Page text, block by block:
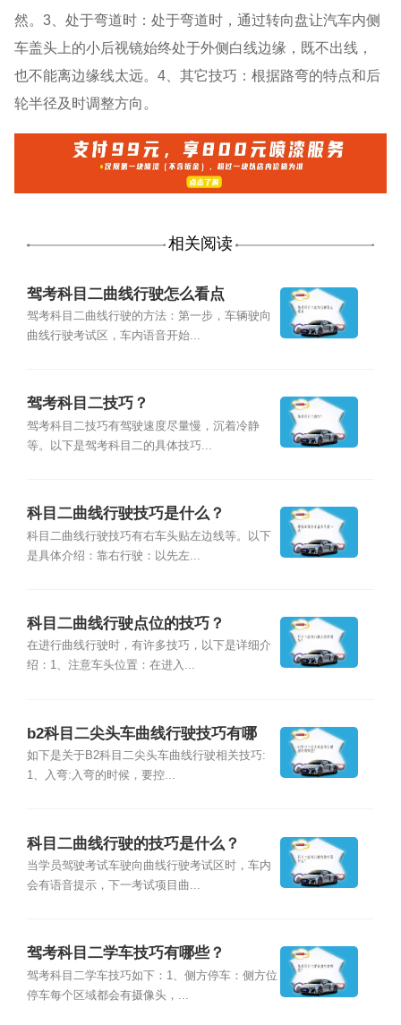
然。3、处于弯道时：处于弯道时，通过转向盘让汽车内侧
车盖头上的小后视镜始终处于外侧白线边缘，既不出线，
也不能离边缘线太远。4、其它技巧：根据路弯的特点和后
轮半径及时调整方向。
相关阅读
驾考科目二曲线行驶怎么看点
驾考科目二曲线行驶的方法：第一步，车辆驶向
曲线行驶考试区，车内语音开始...
驾考科目二技巧？
驾考科目二技巧有驾驶速度尽量慢，沉着冷静
等。以下是驾考科目二的具体技巧...
科目二曲线行驶技巧是什么？
科目二曲线行驶技巧有右车头贴左边线等。以下
是具体介绍：靠右行驶：以先左...
科目二曲线行驶点位的技巧？
在进行曲线行驶时，有许多技巧，以下是详细介
绍：1、注意车头位置：在进入...
b2科目二尖头车曲线行驶技巧有哪
些？
如下是关于B2科目二尖头车曲线行驶相关技巧:
1、入弯:入弯的时候，要控...
科目二曲线行驶的技巧是什么？
当学员驾驶考试车驶向曲线行驶考试区时，车内
会有语音提示，下一考试项目曲...
驾考科目二学车技巧有哪些？
驾考科目二学车技巧如下：1、侧方停车：侧方位
停车每个区域都会有摄像头，...